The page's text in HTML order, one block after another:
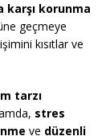
karşı korunma
geçmeye
kısıtlar ve
tarzı
stres
ve düzenli